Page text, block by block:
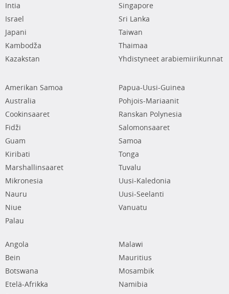
Intia
Israel
Japani
Kambodža
Kazakstan
Singapore
Sri Lanka
Taiwan
Thaimaa
Yhdistyneet arabiemiirikunnat
Amerikan Samoa
Australia
Cookinsaaret
Fidži
Guam
Kiribati
Marshallinsaaret
Mikronesia
Nauru
Niue
Palau
Papua-Uusi-Guinea
Pohjois-Mariaanit
Ranskan Polynesia
Salomonsaaret
Samoa
Tonga
Tuvalu
Uusi-Kaledonia
Uusi-Seelanti
Vanuatu
Angola
Bein
Botswana
Etelä-Afrikka
Malawi
Mauritius
Mosambik
Namibia